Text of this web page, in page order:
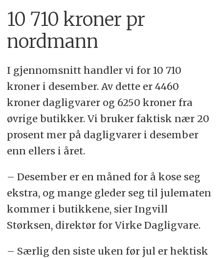
10 710 kroner pr
nordmann
I gjennomsnitt handler vi for 10 710
kroner i desember. Av dette er 4460
kroner dagligvarer og 6250 kroner fra
øvrige butikker. Vi bruker faktisk nær 20
prosent mer på dagligvarer i desember
enn ellers i året.
– Desember er en måned for å kose seg
ekstra, og mange gleder seg til julematen
kommer i butikkene, sier Ingvill
Størksen, direktør for Virke Dagligvare.
– Særlig den siste uken før jul er hektisk